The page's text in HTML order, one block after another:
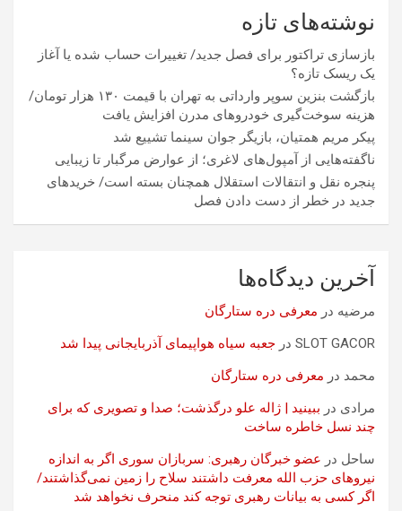
نوشته‌های تازه
بازسازی تراکتور برای فصل جدید/ تغییرات حساب شده یا آغاز
یک ریسک تازه؟
بازگشت بنزین سوپر وارداتی به تهران با قیمت ۱۳۰ هزار تومان/
هزینه سوخت‌گیری خودرو‌های مدرن افزایش یافت
پیکر مریم همتیان، بازیگر جوان سینما تشییع شد
ناگفته‌هایی از آمپول‌های لاغری؛ از عوارض مرگبار تا زیبایی
پنجره نقل و انتقالات استقلال همچنان بسته است/ خریدهای
جدید در خطر از دست دادن فصل
آخرین دیدگاه‌ها
مرضیه در معرفی دره ستارگان
SLOT GACOR در جعبه سیاه هواپیمای آذربایجانی پیدا شد
محمد در معرفی دره ستارگان
مرادی در ببینید | ژاله علو درگذشت؛ صدا و تصویری که برای
چند نسل خاطره ساخت
ساحل در عضو خبرگان رهبری: سربازان سوری اگر به اندازه
نیروهای حزب الله معرفت داشتند سلاح را زمین نمی‌گذاشتند/
اگر کسی به بیانات رهبری توجه کند منحرف نخواهد شد